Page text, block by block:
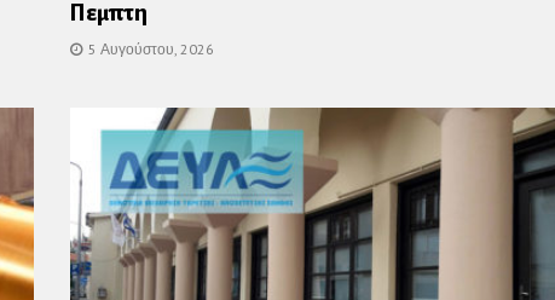
Πεμπτη
5 Αυγούστου, 2026